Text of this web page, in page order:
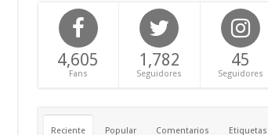
4,605
Fans
1,782
Seguidores
45
Seguidores
Reciente Popular Comentarios Etiquetas